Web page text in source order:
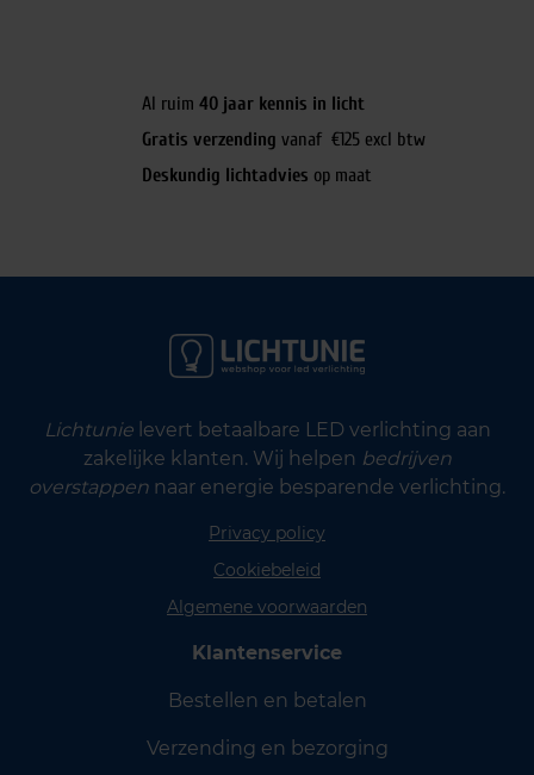
Al ruim 40 jaar kennis in licht
Gratis verzending vanaf €125 excl btw
Deskundig lichtadvies op maat
Lichtunielevert betaalbare LED verlichting aan
zakelijke klanten. Wij helpen bedrijven
overstappen naar energie besparende verlichting.
Privacy policy
Cookiebeleid
Algemene voorwaarden
Klantenservice
Bestellen en betalen
Verzending en bezorging